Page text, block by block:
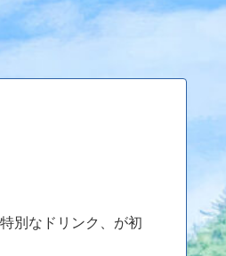
別なドリンク、が初